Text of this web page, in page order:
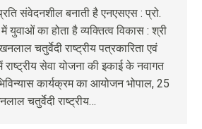
संवेदनशील बनाती है एनएसएस : प्रो.
का होता है व्यक्तित्व विकास : श्री
चतुर्वेदी राष्ट्रीय पत्रकारिता एवं
राष्ट्रीय सेवा योजना की इकाई के नवागत
कार्यक्रम का आयोजन भोपाल, 25
चतुर्वेदी राष्ट्रीय…